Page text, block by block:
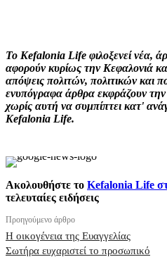
Το Kefalonia Life φιλοξενεί νέα,
αφορούν κυρίως την Κεφαλονιά
απόψεις πολιτών, πολιτικών και
ενυπόγραφα άρθρα εκφράζουν
χωρίς αυτή να συμπίπτει κατ'
Kefalonia Life.
Ακολουθήστε το Kefalonia Life
τελευταίες ειδήσεις
Προηγούμενο άρθρο
Η οικογένεια της Ευαγγελίας
Σωτήρα ευχαριστεί το προσωπικό